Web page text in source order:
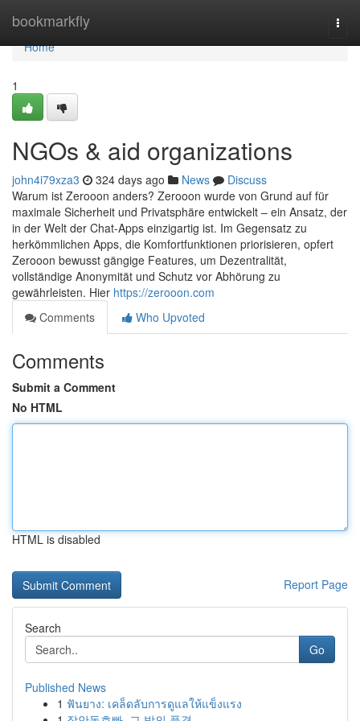
bookmarkfly
Home
Home
1
NGOs & aid organizations
john4i79xza3 324 days ago News
Discuss
Warum ist Zerooon anders? Zerooon wurde von Grund auf für
maximale Sicherheit und Privatsphäre entwickelt – ein Ansatz, der
in der Welt der Chat-Apps einzigartig ist. Im Gegensatz zu
herkömmlichen Apps, die Komfortfunktionen priorisieren, opfert
Zerooon bewusst gängige Features, um Dezentralität,
vollständige Anonymität und Schutz vor Abhörung zu
gewährleisten. Hier https://zerooon.com
Comments
Who Upvoted
Comments
Submit a Comment
No HTML
HTML is disabled
Report Page
Search
Go
Published News
1 ฟันยาง: เคล็ดลับการดูแลให้แข็งแรง